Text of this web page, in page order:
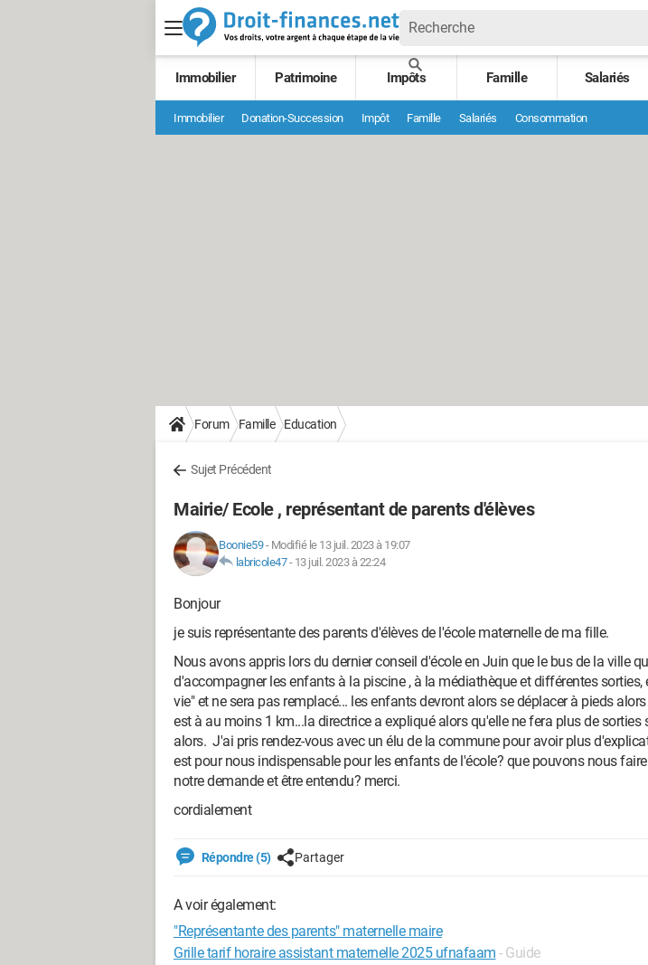
Immobilier Patrimoine Impôts Famille Salariés
Immobilier Donation-Succession Impôt Famille Salariés Consommation
Forum Famille Education
Sujet Précédent
Mairie/ Ecole , représentant de parents d'élèves
Boonie59- Modifié le 13 juil. 2023 à 19:07
labricole47- 13 juil. 2023 à 22:24
Bonjour
je suis représentante des parents d'élèves de l'école maternelle de ma fille.
Nous avons appris lors du dernier conseil d'école en Juin que le bus de la ville
d'accompagner les enfants à la piscine , à la médiathèque et différentes sorties,
vie" et ne sera pas remplacé... les enfants devront alors se déplacer à pieds
est à au moins 1 km...la directrice a expliqué alors qu'elle ne fera plus de sorties
alors. J'ai pris rendez-vous avec un élu de la commune pour avoir plus
est pour nous indispensable pour les enfants de l'école? que pouvons nous
notre demande et être entendu? merci.
cordialement
Répondre (5) Partager
A voir également:
"Représentante des parents" maternelle maire
Grille tarif horaire assistant maternelle 2025 ufnafaam - Guide